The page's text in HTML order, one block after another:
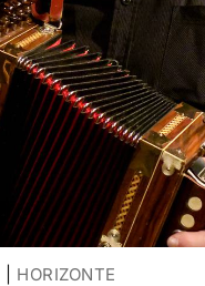
HORIZONTE